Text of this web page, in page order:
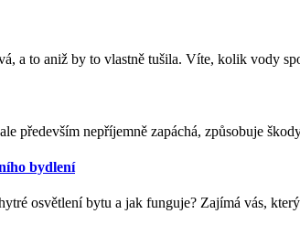
a to aniž by to vlastně tušila. Víte, kolik vody
především nepříjemně zapáchá, způsobuje
bydlení
osvětlení bytu a jak funguje? Zajímá vás,